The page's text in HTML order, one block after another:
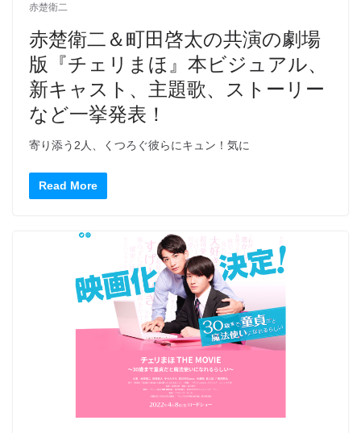
赤楚衛二
赤楚衛二＆町田啓太の共演の劇場
版『チェリまほ』本ビジュアル、
新キャスト、主題歌、ストーリー
など一挙発表！
寄り添う2人、くつろぐ彼らにキュン！気に
Read More